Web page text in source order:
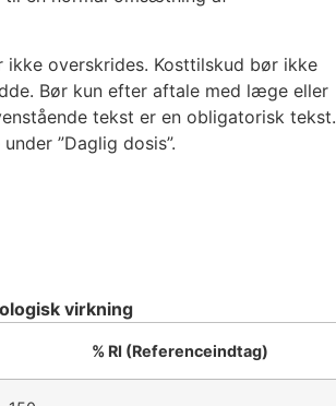
overskrides. Kosttilskud bør ikke
Bør kun efter aftale med læge eller
tekst er en obligatorisk tekst.
”Daglig dosis”.
virkning
% RI (Referenceindtag)